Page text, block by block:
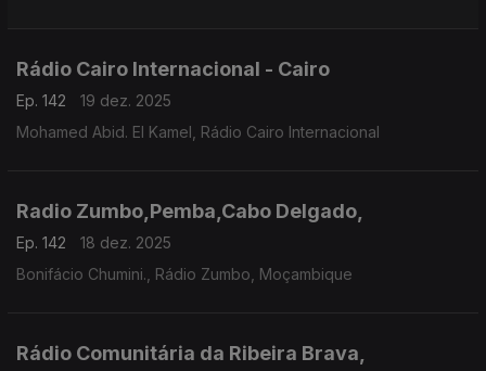
Rádio Cairo Internacional - Cairo
Ep. 142
19 dez. 2025
Mohamed Abid. El Kamel, Rádio Cairo Internacional
Radio Zumbo,Pemba,Cabo Delgado,
Ep. 142
18 dez. 2025
Bonifácio Chumini., Rádio Zumbo, Moçambique
Rádio Comunitária da Ribeira Brava,